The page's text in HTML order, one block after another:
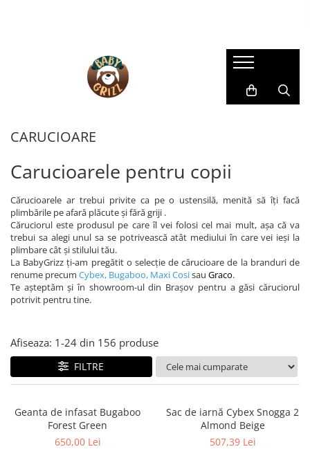
SCAUNE AUTO TIP SCOICĂ
SCAUNE AUTO GRUPA II/III
SPĂTAR
SCAUNE AUTO EVOLUTIVE
SCAUNE AUTO REAR FACING
PRELUNGIT
ACCESORII SCAUNE AUTO
OGLINZI
PARASOLARE
PROTECTII DE BANCHETA
BAZE SCAUNE AUTO
CARUCIOARE 3 IN 1
CARUCIOARE 2 IN 1
CARUCIOARE GEMENI/DUBLE
LANDOURI
BALANSOARE
ROBOȚI DE BUCĂTĂRIE
ACCESORII PENTRU MASĂ
FARFURII SI BOLURI PENTRU
LINGURIȚE ȘI FURCULIȚE
RECIPIENTE DE STOCARE
SCAUNE DE MASĂ PENTRU
BEBELUȘI
STERILIZATOARE
Centre de activitati
JOCURI EDUCATIVE
Figurine
Jocuri de rol
Jucarii instrumente muzicale
Masinute si Trenulete
Puzzle
Salteluțe
JUCARII BEBELUSI
Jucarii de dentitie
Jucarii de tras
Jucarii din plus
Jucarii muzicale
Jucarii Senzoriale
SISTEME DE PURTARE COPII
Trotinete
BAIE & ESENȚIALE
ARPIRATOARE NAZALE
Sutiene pentru alăptare
CARUCIOARE
Carucioarele pentru copii
Cărucioarele ar trebui privite ca pe o ustensilă, menită să îți facă
plimbările pe afară plăcute și fără griji .
Căruciorul este produsul pe care îl vei folosi cel mai mult, așa că va
trebui sa alegi unul sa se potrivească atât mediului în care vei ieși la
plimbare cât și stilului tău.
La BabyGrizz ți-am pregătit o selecție de cărucioare de la branduri de
renume precum Cybex, Bugaboo, Maxi Cosisau Graco.
Te așteptăm și în showroom-ul din Brașov pentru a găsi căruciorul
potrivit pentru tine.
Afiseaza: 1-24 din 156 produse
FILTRE
Geanta de infasat Bugaboo
Forest Green
650,00 Lei
Sac de iarnă Cybex Snogga 2
Almond Beige
507,39 Lei